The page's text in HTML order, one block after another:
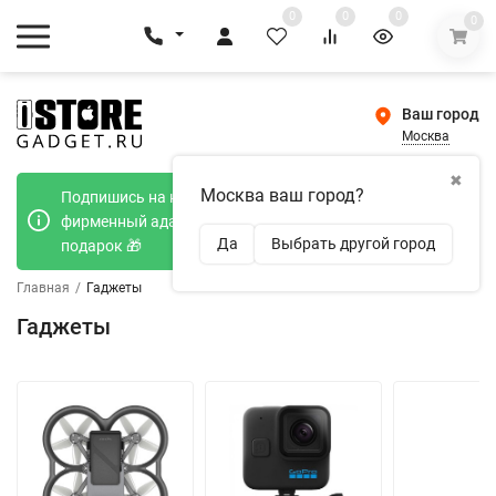
0 0 0 0
Ваш город
Москва
✖
Москва ваш город?
Да Выбрать другой город
Подпишись на наш телеграмм канал и получи
фирменный адаптер Type-C 20W при покупке в
подарок 🎁
Главная / Гаджеты
Гаджеты